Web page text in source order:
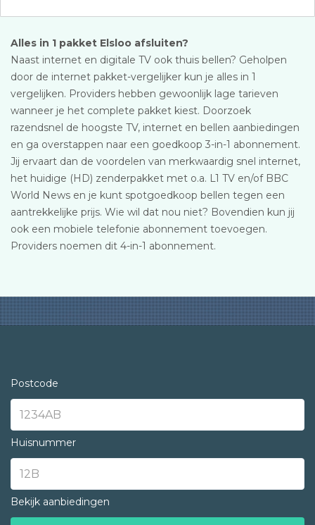
Alles in 1 pakket Elsloo afsluiten?
Naast internet en digitale TV ook thuis bellen? Geholpen
door de internet pakket-vergelijker kun je alles in 1
vergelijken. Providers hebben gewoonlijk lage tarieven
wanneer je het complete pakket kiest. Doorzoek
razendsnel de hoogste TV, internet en bellen aanbiedingen
en ga overstappen naar een goedkoop 3-in-1 abonnement.
Jij ervaart dan de voordelen van merkwaardig snel internet,
het huidige (HD) zenderpakket met o.a. L1 TV en/of BBC
World News en je kunt spotgoedkoop bellen tegen een
aantrekkelijke prijs. Wie wil dat nou niet? Bovendien kun jij
ook een mobiele telefonie abonnement toevoegen.
Providers noemen dit 4-in-1 abonnement.
Postcode
Huisnummer
Bekijk aanbiedingen